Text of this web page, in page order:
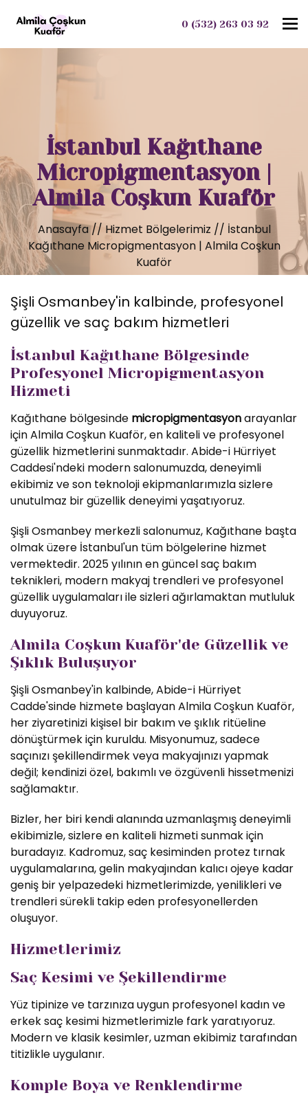
0 (532) 263 03 92
İstanbul Kağıthane
Micropigmentasyon |
Almila Coşkun Kuaför
Anasayfa// Hizmet Bölgelerimiz // İstanbul
Kağıthane Micropigmentasyon | Almila Coşkun
Kuaför
Şişli Osmanbey'in kalbinde, profesyonel
güzellik ve saç bakım hizmetleri
İstanbul Kağıthane Bölgesinde
Profesyonel Micropigmentasyon
Hizmeti
Kağıthane bölgesinde micropigmentasyonarayanlar
için Almila Coşkun Kuaför, en kaliteli ve profesyonel
güzellik hizmetlerini sunmaktadır. Abide-i Hürriyet
Caddesi'ndeki modern salonumuzda, deneyimli
ekibimiz ve son teknoloji ekipmanlarımızla sizlere
unutulmaz bir güzellik deneyimi yaşatıyoruz.
Şişli Osmanbey merkezli salonumuz, Kağıthane başta
olmak üzere İstanbul'un tüm bölgelerine hizmet
vermektedir. 2025 yılının en güncel saç bakım
teknikleri, modern makyaj trendleri ve profesyonel
güzellik uygulamaları ile sizleri ağırlamaktan mutluluk
duyuyoruz.
Almila Coşkun Kuaför'de Güzellik ve
Şıklık Buluşuyor
Şişli Osmanbey'in kalbinde, Abide-i Hürriyet
Cadde'sinde hizmete başlayan Almila Coşkun Kuaför,
her ziyaretinizi kişisel bir bakım ve şıklık ritüeline
dönüştürmek için kuruldu. Misyonumuz, sadece
saçınızı şekillendirmek veya makyajınızı yapmak
değil; kendinizi özel, bakımlı ve özgüvenli hissetmenizi
sağlamaktır.
Bizler, her biri kendi alanında uzmanlaşmış deneyimli
ekibimizle, sizlere en kaliteli hizmeti sunmak için
buradayız. Kadromuz, saç kesiminden protez tırnak
uygulamalarına, gelin makyajından kalıcı ojeye kadar
geniş bir yelpazedeki hizmetlerimizde, yenilikleri ve
trendleri sürekli takip eden profesyonellerden
oluşuyor.
Hizmetlerimiz
Saç Kesimi ve Şekillendirme
Yüz tipinize ve tarzınıza uygun profesyonel kadın ve
erkek saç kesimi hizmetlerimizle fark yaratıyoruz.
Modern ve klasik kesimler, uzman ekibimiz tarafından
titizlikle uygulanır.
Komple Boya ve Renklendirme